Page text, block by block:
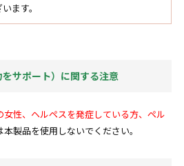
ます。
サポート）に関する注意
性、ヘルペスを発症している方、ペル
本製品を使用しないでください。